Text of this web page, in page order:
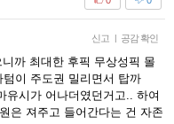
신고 공감 확인
까 최대한 후픽 무상성픽 몰
이 주도권 밀리면서 탑까
유시가 어나더였던거고.. 하여
은 져주고 들어간다는 건 자존